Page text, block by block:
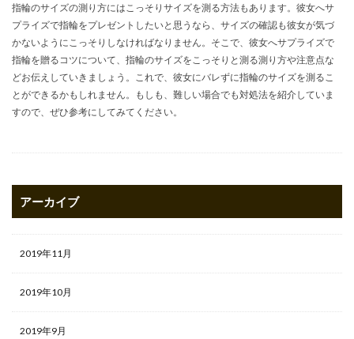
指輪のサイズの測り方にはこっそりサイズを測る方法もあります。彼女へサ
プライズで指輪をプレゼントしたいと思うなら、サイズの確認も彼女が気づ
かないようにこっそりしなければなりません。そこで、彼女へサプライズで
指輪を贈るコツについて、指輪のサイズをこっそりと測る測り方や注意点な
どお伝えしていきましょう。これで、彼女にバレずに指輪のサイズを測るこ
とができるかもしれません。もしも、難しい場合でも対処法を紹介していま
すので、ぜひ参考にしてみてください。
アーカイブ
2019年11月
2019年10月
2019年9月